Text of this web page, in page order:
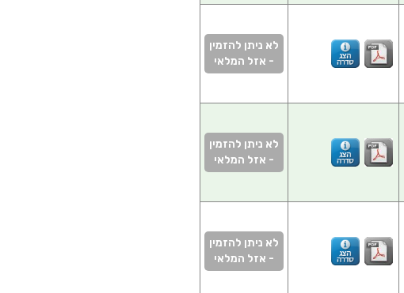
לא ניתן להזמין
- אזל המלאי
לא ניתן להזמין
- אזל המלאי
לא ניתן להזמין
- אזל המלאי